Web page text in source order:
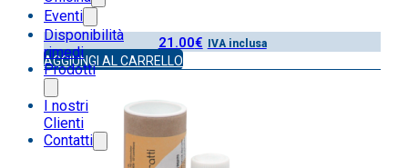
Eventi
Disponibilità
rimedi
Prodotti
I nostri
Clienti
Contatti
21.00€ IVA inclusa
AGGIUNGI AL CARRELLO